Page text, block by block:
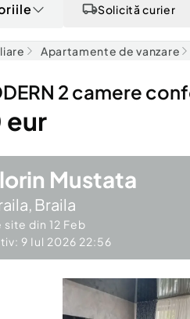
Solicită curier
Apartamente de vanzare
2 camere
Mustata
, Braila
site din 12 Feb
9 Iul 2026 22:56